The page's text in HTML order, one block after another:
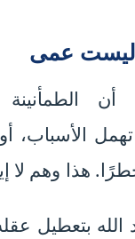
ليست عمى
أن
تهمل الأسباب،
هذا وهم لا
الله بتعطيل